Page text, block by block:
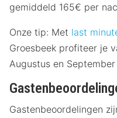
gemiddeld 165€ per
Onze tip: Met last
Groesbeek profiteer je
Augustus en
Gastenbeoordelingen